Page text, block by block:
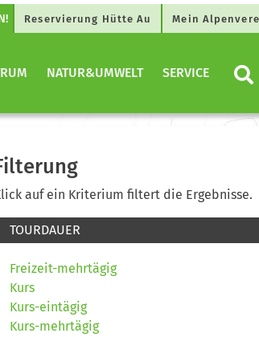
Reservierung Hütte Au Mein
NATUR&UMWELT SERVICE
auf ein Kriterium filtert die Ergebnisse.
TOURDAUER
Freizeit-mehrtägig
Kurs
Kurs-eintägig
Kurs-mehrtägig